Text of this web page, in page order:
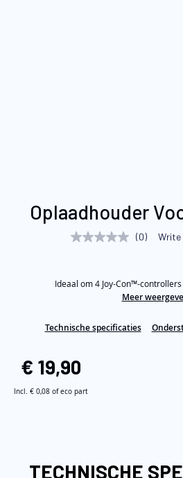
naar
Oplaadhouder
No
page
(0) Write
Ideaal om 4 Joy-Con™-
Meer
Technische specificaties
€ 19,90
Incl. € 0,08 of eco part
TECHNISCHE